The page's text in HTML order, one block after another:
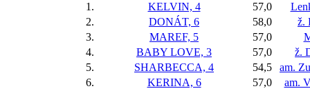
1.
KELVIN, 4 57,0
2.
DONÁT, 6 58,0
ž.
3.
MAREF, 5 57,0
4.
BABY LOVE, 3 57,0
ž.
5.
SHARBECCA, 4 54,5
am.
6.
KERINA, 6 57,0
am.